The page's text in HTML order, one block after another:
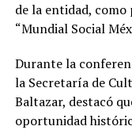
de la entidad,
“Mundial Social
Durante la
la Secretaría de
Baltazar, destacó
oportunidad